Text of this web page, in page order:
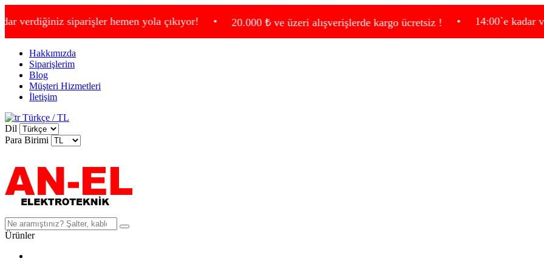
siparişler hemen yola çıkıyor! • 20.000 ₺ ve üzeri alışverişlerde kargo ücretsiz ! • 14:00`e kadar
Hakkımızda
Siparişlerim
Blog
Müşteri Hizmetleri
İletişim
Türkçe / TL
Dil
Para Birimi
Ürünler